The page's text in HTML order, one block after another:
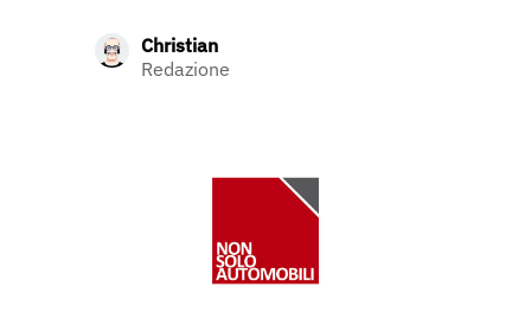
Christian
Redazione